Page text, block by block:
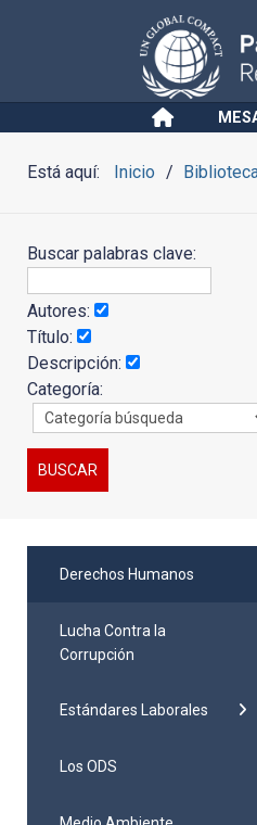
Está aquí: Inicio
Buscar palabras clave:
Autores:
Título:
Descripción:
Categoría:
Derechos Humanos
Lucha Contra la
Corrupción
Estándares Laborales
Los ODS